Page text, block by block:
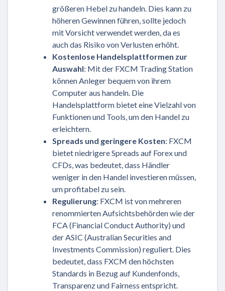
größeren Hebel zu handeln. Dies kann zu
höheren Gewinnen führen, sollte jedoch
mit Vorsicht verwendet werden, da es
auch das Risiko von Verlusten erhöht.
Kostenlose Handelsplattformen zur
Auswahl: Mit der FXCM Trading Station
können Anleger bequem von ihrem
Computer aus handeln. Die
Handelsplattform bietet eine Vielzahl von
Funktionen und Tools, um den Handel zu
erleichtern.
Spreads und geringere Kosten: FXCM
bietet niedrigere Spreads auf Forex und
CFDs, was bedeutet, dass Händler
weniger in den Handel investieren müssen,
um profitabel zu sein.
Regulierung: FXCM ist von mehreren
renommierten Aufsichtsbehörden wie der
FCA (Financial Conduct Authority) und
der ASIC (Australian Securities and
Investments Commission) reguliert. Dies
bedeutet, dass FXCM den höchsten
Standards in Bezug auf Kundenfonds,
Transparenz und Fairness entspricht.